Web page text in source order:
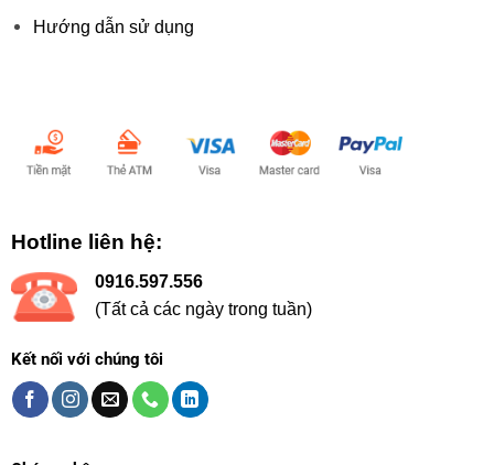
Hướng dẫn sử dụng
Hotline liên hệ:
0916.597.556
(Tất cả các ngày trong tuần)
Kết nối với chúng tôi